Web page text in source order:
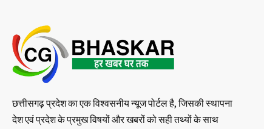
छत्तीसगढ़ प्रदेश का एक विश्वसनीय न्यूज पोर्टल है, जिसकी स्थापना
देश एवं प्रदेश के प्रमुख विषयों और खबरों को सही तथ्यों के साथ